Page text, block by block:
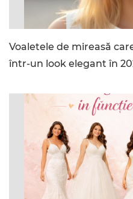
Voaletele de mireasă
într-un look elegant în